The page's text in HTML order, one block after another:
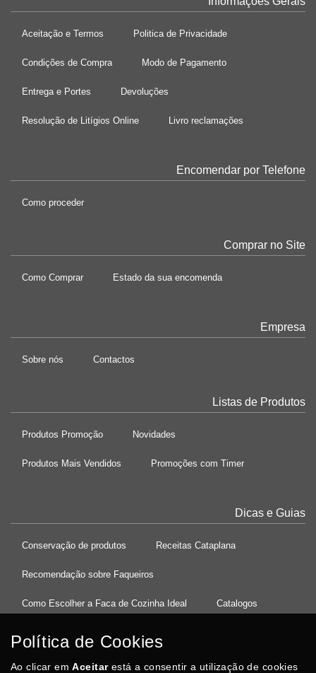
Aceitação e Termos Politica de Privacidade
Condições de Compra Modo de Pagamento
Entrega e Portes Devoluções
Resolução de Litígios Online Livro reclamações
Encomendar por Telefone
Como proceder
Comprar no Site
Como Comprar Estado da sua encomenda
Empresa
Sobre nós Contactos
Listas de Produtos
Produtos Promoção Novidades
Produtos Mais Vendidos Promoções com Timer
Dicas e Guias
Conservação de produtos Receitas Cataplana
Recomendação sobre Faqueiros
Como Escolher a Faca de Cozinha Ideal Catalogos
37°08'27.5"N 8°32'13.9"W
Política de Cookies
Ao clicar emAceitarestá a consentir a utilização de cookies